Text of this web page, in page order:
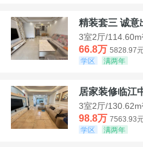
精装套三 诚意
3室2厅/
66.8万 5828.97
学区
满两年
居家装修临江
3室2厅/
98.8万 7563.93
学区
满两年